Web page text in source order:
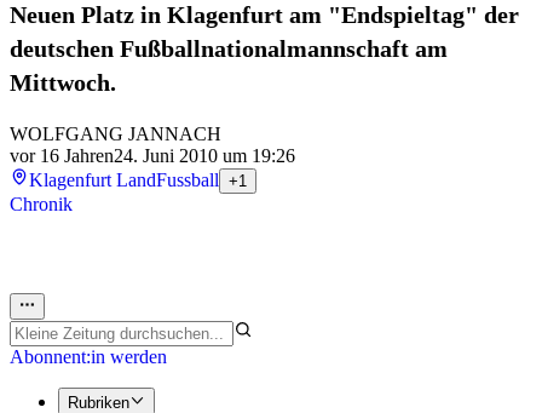
Neuen Platz in Klagenfurt am "Endspieltag" der
deutschen Fußballnationalmannschaft am
Mittwoch.
WOLFGANG JANNACH
vor 16 Jahren24. Juni 2010 um 19:26
Klagenfurt LandFussball +1
Chronik
Abonnent:in werden
Rubriken